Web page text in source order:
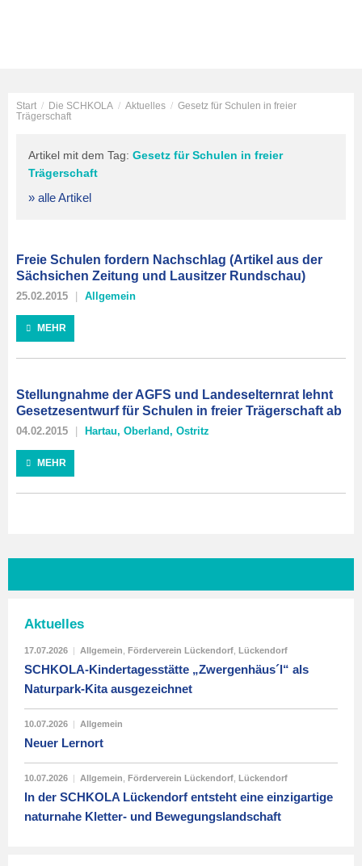
Start / Die SCHKOLA / Aktuelles / Gesetz für Schulen in freier
Trägerschaft
Artikel mit dem Tag: Gesetz für Schulen in freier
Trägerschaft
» alle Artikel
Freie Schulen fordern Nachschlag (Artikel aus der
Sächsichen Zeitung und Lausitzer Rundschau)
25.02.2015 Allgemein
MEHR
Stellungnahme der AGFS und Landeselternrat lehnt
Gesetzesentwurf für Schulen in freier Trägerschaft ab
04.02.2015 Hartau, Oberland, Ostritz
MEHR
Aktuelles
17.07.2026 | Allgemein Förderverein Lückendorf Lückendorf
SCHKOLA-Kindertagesstätte „Zwergenhäus´l“ als
Naturpark-Kita ausgezeichnet
10.07.2026 | Allgemein
Neuer Lernort
10.07.2026 | Allgemein Förderverein Lückendorf Lückendorf
In der SCHKOLA Lückendorf entsteht eine einzigartige
naturnahe Kletter- und Bewegungslandschaft